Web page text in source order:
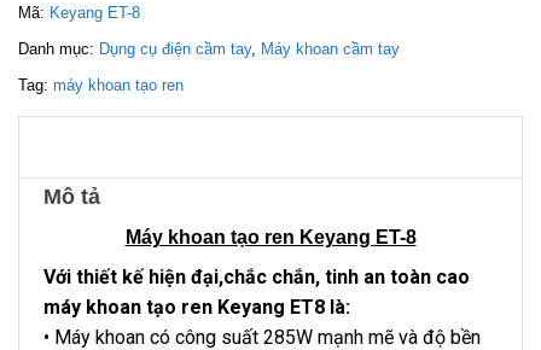
Mã: Keyang ET-8
Danh mục: Dụng cụ điện cầm tay, Máy khoan cầm tay
Tag: máy khoan tạo ren
Mô tả
Máy khoan tạo ren Keyang ET-8
Với thiết kế hiện đại,chắc chắn, tinh an toàn cao
máy khoan tạo ren Keyang ET8 là:
• Máy khoan có công suất 285W mạnh mẽ và độ bền